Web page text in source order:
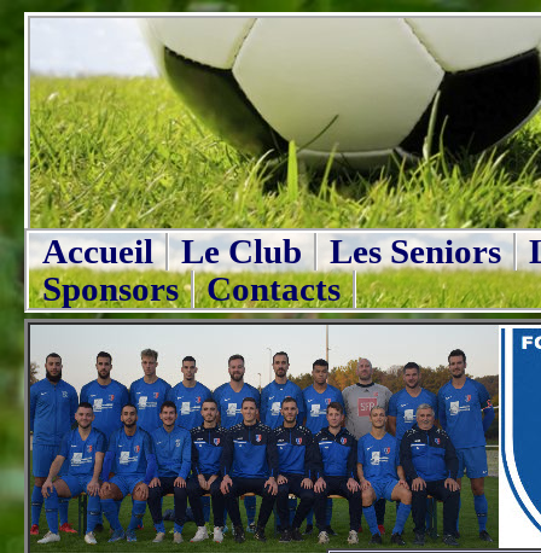
Accueil Le Club Les Seniors
Sponsors
Contacts